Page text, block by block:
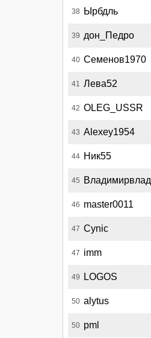
38 Ырбдль
39 дон_Педро
40 Семенов1970
41 Лева52
42 OLEG_USSR
43 Alexey1954
44 Ник55
45 Владимирвлад
46 master0011
47 Cynic
47 imm
49 LOGOS
50 alytus
50 pml